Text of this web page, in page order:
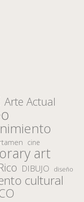
Arte Actual
cine
art
DIBUJO diseño
cultural